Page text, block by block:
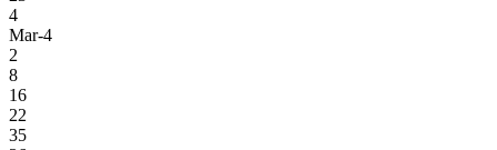
4
Mar-4
2
8
16
22
35